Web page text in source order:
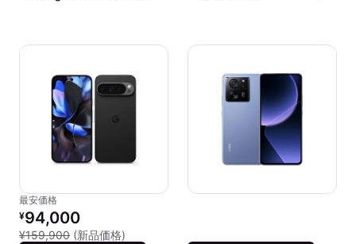
最安価格
リファービッシュ品の価格：
¥94,000
¥159,900 (新品価格)